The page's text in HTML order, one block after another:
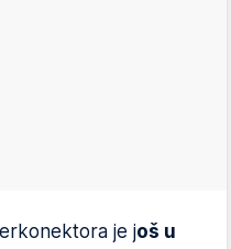
je još u